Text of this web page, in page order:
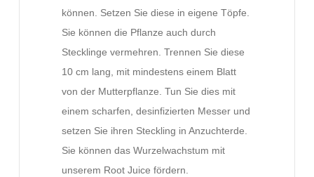
können. Setzen Sie diese in eigene Töpfe.
Sie können die Pflanze auch durch
Stecklinge vermehren. Trennen Sie diese
10 cm lang, mit mindestens einem Blatt
von der Mutterpflanze. Tun Sie dies mit
einem scharfen, desinfizierten Messer und
setzen Sie ihren Steckling in Anzuchterde.
Sie können das Wurzelwachstum mit
unserem Root Juice fördern.